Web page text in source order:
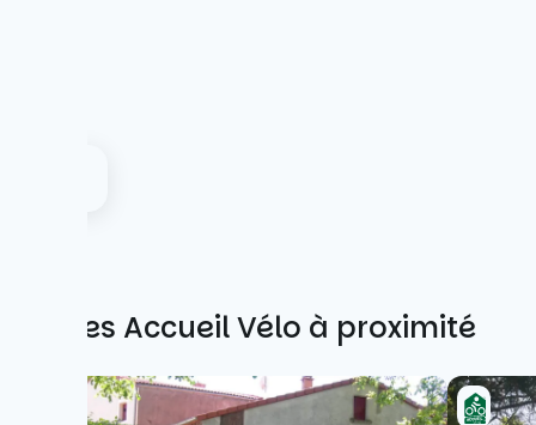
Autres Accueil Vélo à proximité